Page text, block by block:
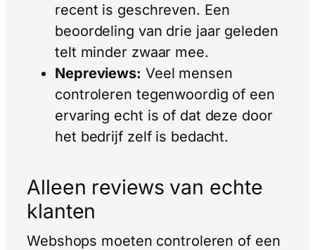
recent is geschreven. Een
beoordeling van drie jaar geleden
telt minder zwaar mee.
Nepreviews: Veel mensen
controleren tegenwoordig of een
ervaring echt is of dat deze door
het bedrijf zelf is bedacht.
Alleen reviews van echte
klanten
Webshops moeten controleren of een